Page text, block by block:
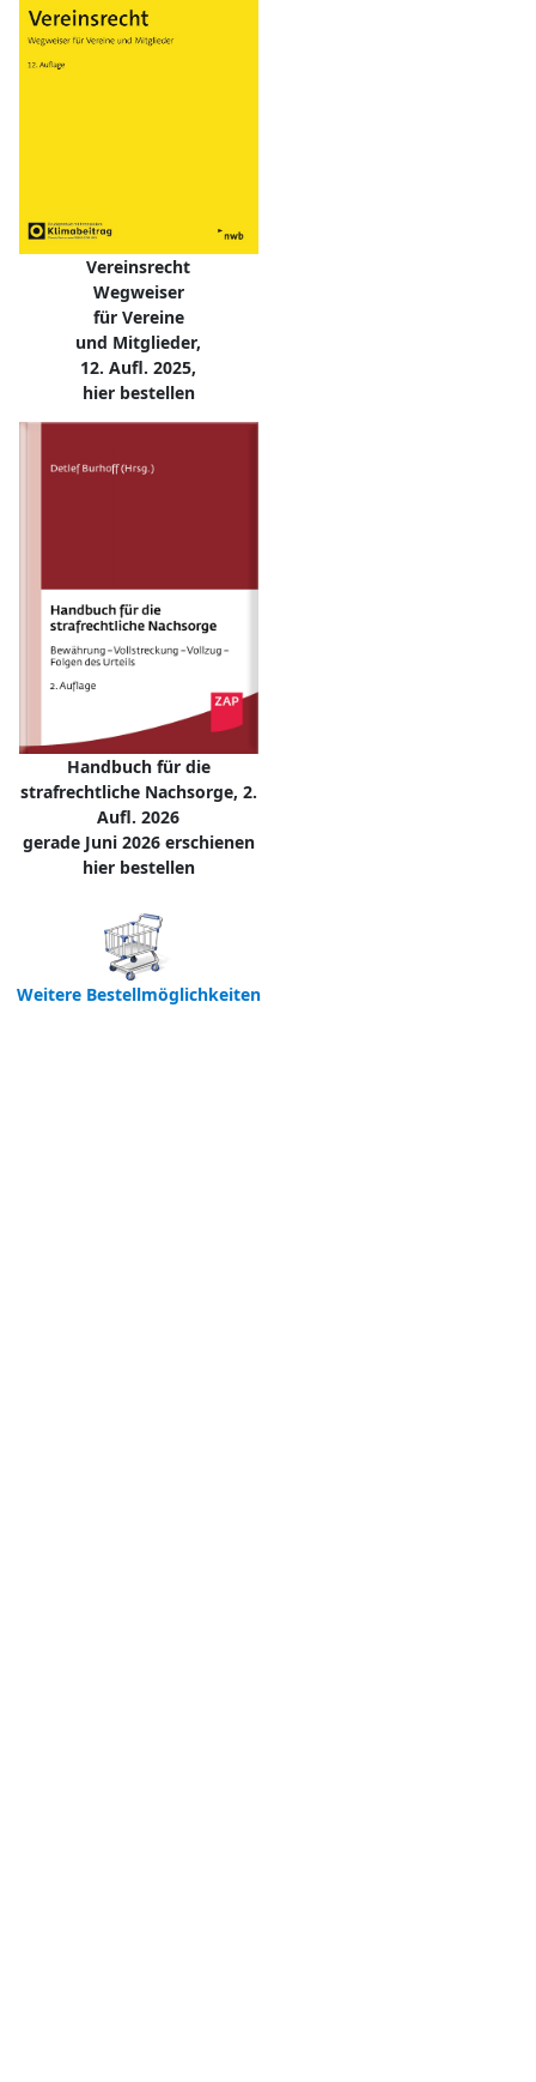
Vereinsrecht
Wegweiser
für Vereine
und Mitglieder,
12. Aufl. 2025,
hier bestellen
Handbuch für die
strafrechtliche Nachsorge, 2.
Aufl. 2026
gerade Juni 2026 erschienen
hier bestellen
Weitere Bestellmöglichkeiten